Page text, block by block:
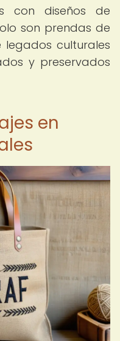
con diseños de
son prendas de
culturales
y preservados
en